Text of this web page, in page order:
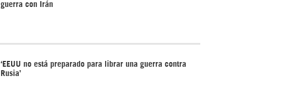
guerra con Irán
‘EEUU no está preparado para librar una guerra contra
Rusia’